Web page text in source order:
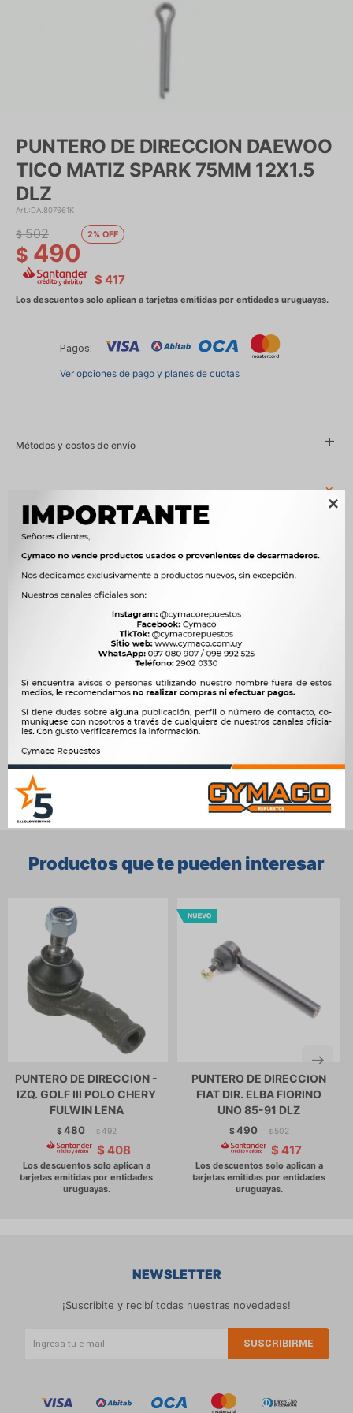

PUNTERO DE DIRECCION DAEWOO
TICO MATIZ SPARK 75MM 12X1.5
DLZ
DA.807661K
$ 490
$ 502 2
$ 417
Pagos:
Ver opciones de pago y planes de cuotas
Métodos y costos de envío
Características
Año 1994 - 2005, 1998 - 2005, 2005 - 2016
Compatibilidad CHEVROLET, DAEWOO
Modelo MATIZ, SPARK, TICO
0.8 F8C NAFTA, 1.0 B10S NAFTA
93741077, 42-04108
   
Ver mas productos de la marca Dlz
Productos que te pueden interesar
PUNTERO DE DIRECCION -
IZQ. GOLF III POLO CHERY
FULWIN LENA
$480 $ 492
$ 408
PUNTERO DE DIRECCION
FIAT DIR. ELBA FIORINO
UNO 85-91 DLZ
$490 $ 502
$ 417
NEWSLETTER
¡Suscribite y recibí todas nuestras novedades!
SUSCRIBIRME